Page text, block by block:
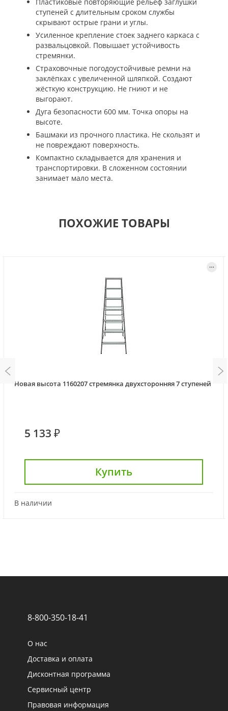
Пластиковые повторяющие рельеф заглушки
ступеней с длительным сроком службы
скрывают острые грани и углы.
Усиленное крепление стоек заднего каркаса с
развальцовкой. Повышает устойчивость
стремянки.
Страховочные погодоустойчивые ремни на
заклёпках с увеличенной шляпкой. Создают
жёсткую конструкцию. Не гниют и не
выгорают.
Дуга безопасности 600 мм. Точка опоры на
высоте.
Башмаки из прочного пластика. Не скользят и
не повреждают поверхность.
Компактно складывается для хранения и
транспортировки. В сложенном состоянии
занимает мало места.
ПОХОЖИЕ ТОВАРЫ
Новая высота 1160207 стремянка двухсторонняя 7 ступеней
5 133 ₽
Купить
В наличии
8-800-350-18-41
О нас
Доставка и оплата
Дисконтная программа
Сервисный центр
Правовая информация